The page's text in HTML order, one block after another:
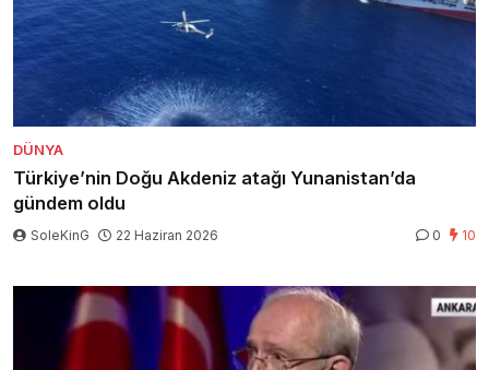
DÜNYA
Türkiye’nin Doğu Akdeniz atağı Yunanistan’da
gündem oldu
SoleKinG 22 Haziran 2026 0 10